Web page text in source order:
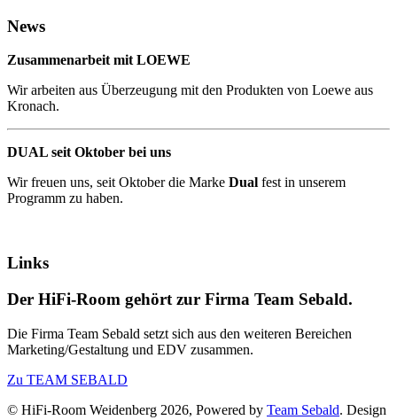
News
Zusammenarbeit mit LOEWE
Wir arbeiten aus Überzeugung mit den Produkten von Loewe aus
Kronach.
DUAL seit Oktober bei uns
Wir freuen uns, seit Oktober die Marke Dual fest in unserem
Programm zu haben.
Links
Der HiFi-Room gehört zur Firma Team Sebald.
Die Firma Team Sebald setzt sich aus den weiteren Bereichen
Marketing/Gestaltung und EDV zusammen.
Zu TEAM SEBALD
© HiFi-Room Weidenberg 2026, Powered by Team Sebald. Design